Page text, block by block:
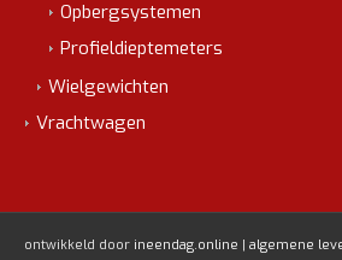
Opbergsystemen
Profieldieptemeters
Wielgewichten
Vrachtwagen
ontwikkeld door ineendag.online |algemene